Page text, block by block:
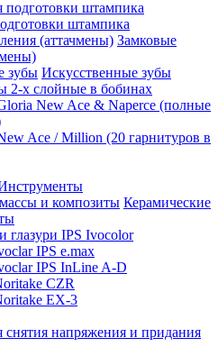
штампика
Замковые
Искусственные зубы
х слойные в бобинах
New Ace & Naperce (полные
Ace / Million (20 гарнитуров в
Керамические
глазури IPS Ivocolor
IPS e.max
IPS InLine A-D
CZR
EX-3